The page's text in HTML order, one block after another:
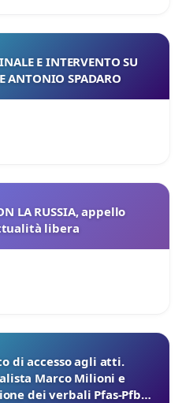
E INTERVENTO SU
ANTONIO SPADARO
LA RUSSIA, appello
libera
di accesso agli atti.
Marco Milioni e
dei verbali Pfas-Pfba